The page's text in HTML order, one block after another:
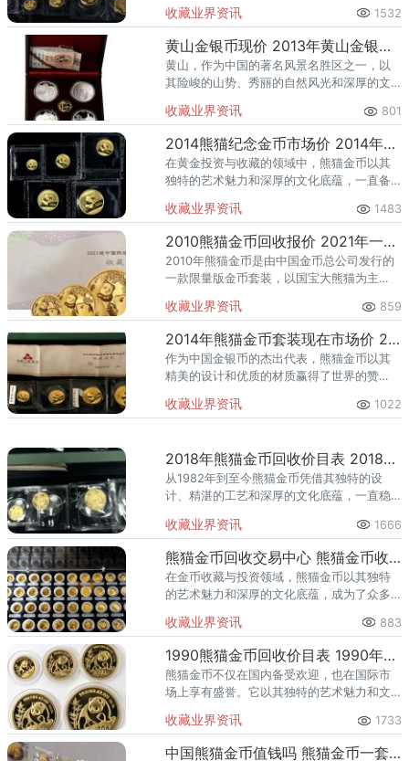
的熊猫金币都会根据当年的设计理念和市场
需求进行微调，使得每一套熊猫金
收藏业界资讯 1532
黄山金银币现价 2013年黄山金银币套装回收价格
黄山，作为中国的著名风景名胜区之一，以
其险峻的山势、秀丽的自然风光和深厚的文
传和保护这一自然瑰宝，中国人民银行于
2013年发行了一套黄山金银纪
收藏业界资讯 801
2014熊猫纪念金币市场价 2014年熊猫金币市场潜力
在黄金投资与收藏的领域中，熊猫金币以其
独特的艺术魅力和深厚的文化底蕴，一直备
金币，作为这一系列的经典之作，不仅代表
了当时中国金币铸造技术的
收藏业界资讯 1483
2010熊猫金币回收报价 2021年一套熊猫金币值多少钱
2010年熊猫金币是由中国金币总公司发行的
一款限量版金币套装，以国宝大熊猫为主
打造而成。该套装不仅具有极高的收藏价
值，还蕴含了深厚的文化寓意，
收藏业界资讯 859
2014年熊猫金币套装现在市场价 2014年熊猫金币最新价格
作为中国金银币的杰出代表，熊猫金币以其
精美的设计和优质的材质赢得了世界的赞
独特的设计理念和精湛的制作工艺，成为了
收藏业界资讯 1022
2018年熊猫金币回收价目表 2018年熊猫金币收藏价值
从1982年到至今熊猫金币凭借其独特的设
计、精湛的工艺和深厚的文化底蕴，一直稳
珍贵的熊猫金币不仅仅是货币的象征，更是
成为了众多藏家竞相收藏
收藏业界资讯 1666
熊猫金币回收交易中心 熊猫金币收藏价值
在金币收藏与投资领域，熊猫金币以其独特
的艺术魅力和深厚的文化底蕴，成为了众多
而言，如何安全、便捷地回收与交易这些珍
贵的金币，无疑是一个需要重点
收藏业界资讯 883
1990熊猫金币回收价目表 1990年熊猫金币最新价格
熊猫金币不仅在国内备受欢迎，也在国际市
场上享有盛誉。它以其独特的艺术魅力和文
版的熊猫金币，更是其中的佼佼者，以其精
美的设计和稀有的发行量，
收藏业界资讯 1733
中国熊猫金币值钱吗 熊猫金币一套多少克